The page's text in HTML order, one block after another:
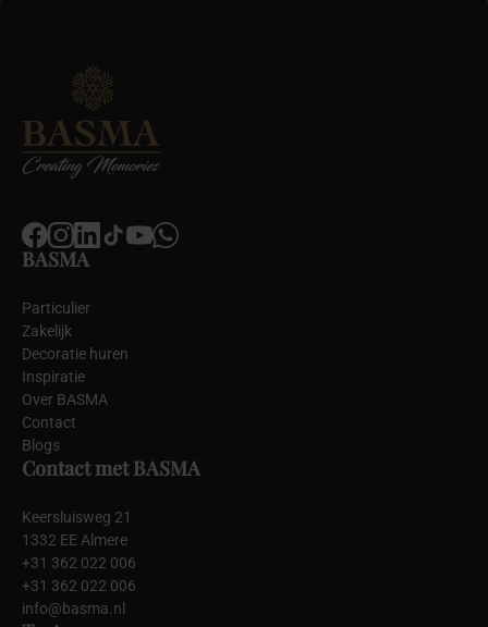
BASMA
Particulier
Zakelijk
Decoratie huren
Inspiratie
Over BASMA
Contact
Blogs
Contact met BASMA
Keersluisweg 21
1332 EE Almere
+31 362 022 006
+31 362 022 006
info@basma.nl